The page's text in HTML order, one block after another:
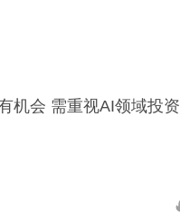
机会 需重视AI领域投资